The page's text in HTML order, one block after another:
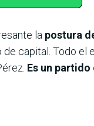
la postura
de capital. Todo el
Es un partido